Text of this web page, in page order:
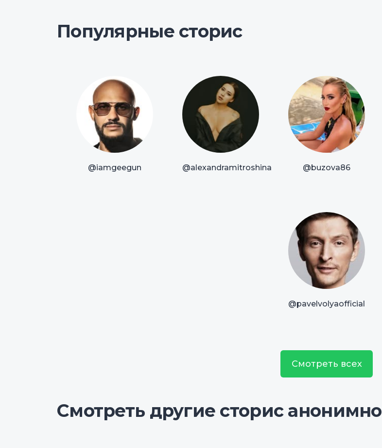
Популярные сторис
@iamgeegun @alexandramitroshina @buzova86
@pavelvolyaofficial
Смотреть всех
Смотреть другие сторис анонимно